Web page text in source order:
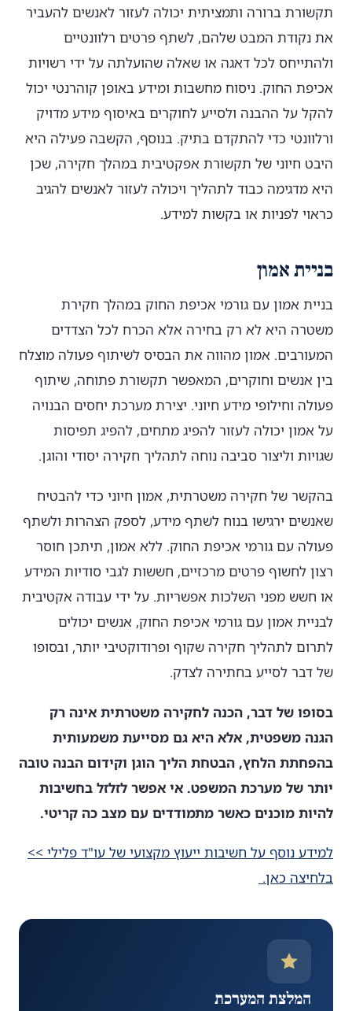
תקשורת ברורה ותמציתית יכולה לעזור לאנשים להעביר
את נקודת המבט שלהם, לשתף פרטים רלוונטיים
ולהתייחס לכל דאגה או שאלה שהועלתה על ידי רשויות
אכיפת החוק. ניסוח מחשבות ומידע באופן קוהרנטי יכול
להקל על ההבנה ולסייע לחוקרים באיסוף מידע מדויק
ורלוונטי כדי להתקדם בתיק. בנוסף, הקשבה פעילה היא
היבט חיוני של תקשורת אפקטיבית במהלך חקירה, שכן
היא מדגימה כבוד לתהליך ויכולה לעזור לאנשים להגיב
כראוי לפניות או בקשות למידע.
בניית אמון
בניית אמון עם גורמי אכיפת החוק במהלך חקירת
משטרה היא לא רק בחירה אלא הכרח לכל הצדדים
המעורבים. אמון מהווה את הבסיס לשיתוף פעולה מוצלח
בין אנשים וחוקרים, המאפשר תקשורת פתוחה, שיתוף
פעולה וחילופי מידע חיוני. יצירת מערכת יחסים הבנויה
על אמון יכולה לעזור להפיג מתחים, להפיג תפיסות
שגויות וליצור סביבה נוחה לתהליך חקירה יסודי והוגן.
בהקשר של חקירה משטרתית, אמון חיוני כדי להבטיח
שאנשים ירגישו בנוח לשתף מידע, לספק הצהרות ולשתף
פעולה עם גורמי אכיפת החוק. ללא אמון, תיתכן חוסר
רצון לחשוף פרטים מרכזיים, חששות לגבי סודיות המידע
או חשש מפני השלכות אפשריות. על ידי עבודה אקטיבית
לבניית אמון עם גורמי אכיפת החוק, אנשים יכולים
לתרום לתהליך חקירה שקוף ופרודוקטיבי יותר, ובסופו
של דבר לסייע בחתירה לצדק.
בסופו של דבר, הכנה לחקירה משטרתית אינה רק
הגנה משפטית, אלא היא גם מסייעת משמעותית
בהפחתת הלחץ, הבטחת הליך הוגן וקידום הבנה טובה
יותר של מערכת המשפט. אי אפשר לזלזל בחשיבות
להיות מוכנים כאשר מתמודדים עם מצב כה קריטי.
למידע נוסף על חשיבות ייעוץ מקצועי של עו"ד פלילי >>
בלחיצה כאן.
המלצת המערכת